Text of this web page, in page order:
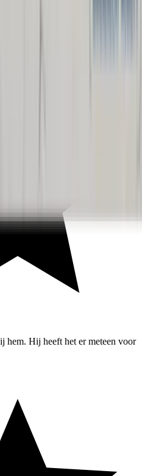
hem. Hij heeft het er meteen voor